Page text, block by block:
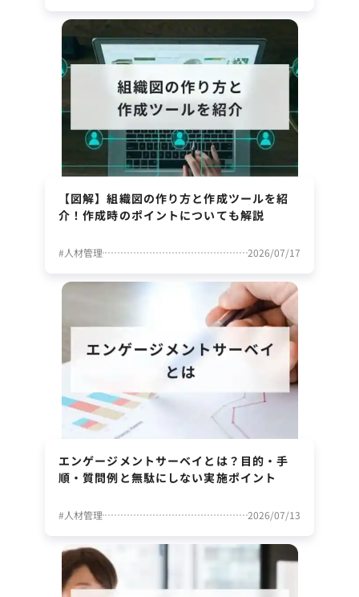
【図解】組織図の作り方と作成ツールを紹
介！作成時のポイントについても解説
#人材管理 2026/07/17
エンゲージメントサーベイとは？目的・手
順・質問例と無駄にしない実施ポイント
#人材管理 2026/07/13